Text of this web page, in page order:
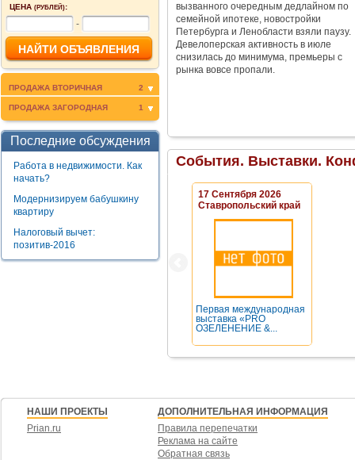
ЦЕНА (РУБЛЕЙ):
-
ПРОДАЖА ВТОРИЧНАЯ 2
ПРОДАЖА ЗАГОРОДНАЯ 1
Последние обсуждения
Работа в недвижимости. Как
начать?
Модернизируем бабушкину
квартиру
Налоговый вычет:
позитив-2016
вызванного очередным дедлайном по
семейной ипотеке, новостройки
Петербурга и Ленобласти взяли паузу.
Девелоперская активность в июле
снизилась до минимума, премьеры с
рынка вовсе пропали.
События. Выставки.
17 Сентября 2026
Ставропольский край
Первая международная
выставка «PRO
ОЗЕЛЕНЕНИЕ &...
НАШИ ПРОЕКТЫ
Prian.ru
ДОПОЛНИТЕЛЬНАЯ ИНФОРМАЦИЯ
Правила перепечатки
Реклама на сайте
Обратная связь